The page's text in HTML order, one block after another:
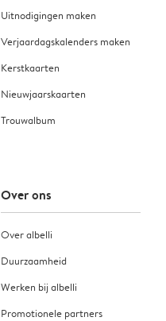
Uitnodigingen maken
Verjaardagskalenders maken
Kerstkaarten
Nieuwjaarskaarten
Trouwalbum
Over ons
Over albelli
Duurzaamheid
Werken bij albelli
Promotionele partners